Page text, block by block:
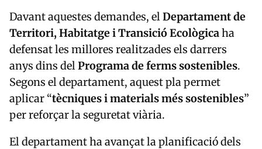
Davant aquestes demandes, elDepartament de
Territori, Habitatge i Transició Ecològicaha
defensat les millores realitzades els darrers
anys dins delPrograma de ferms sostenibles.
Segons el departament, aquest pla permet
aplicar “tècniques i materials més sostenibles”
per reforçar la seguretat viària.
El departament ha avançat la planificació dels